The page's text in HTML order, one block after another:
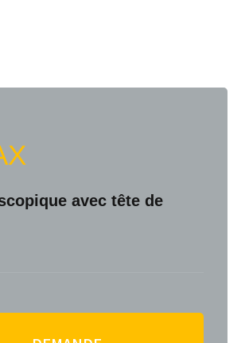
avec tête de